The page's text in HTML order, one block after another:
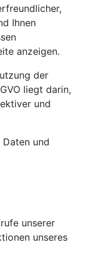
Ihnen
anzeigen.
der
liegt darin,
und
und
unserer
unseres